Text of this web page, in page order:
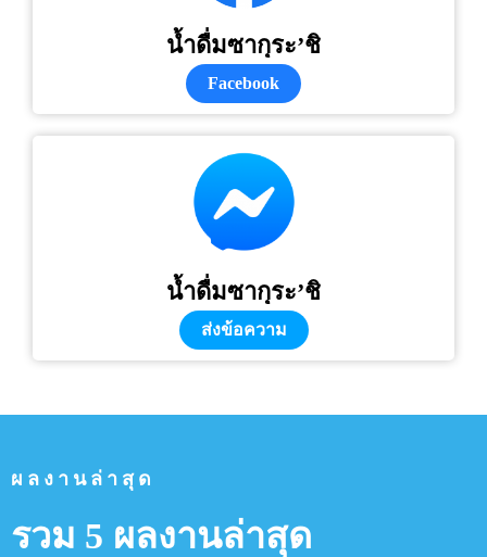
น้ำดื่มซากุระ’ชิ
Facebook
น้ำดื่มซากุระ’ชิ
ส่งข้อความ
ผลงานล่าสุด
รวม 5 ผลงานล่าสุด